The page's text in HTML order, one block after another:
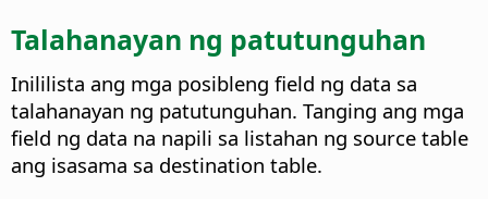
Talahanayan ng patutunguhan
Inililista ang mga posibleng field ng data sa
talahanayan ng patutunguhan. Tanging ang mga
field ng data na napili sa listahan ng source table
ang isasama sa destination table.